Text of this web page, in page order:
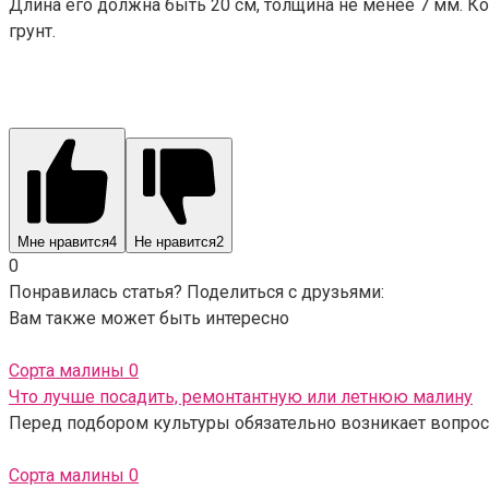
Длина его должна быть 20 см, толщина не менее 7 мм.
грунт.
Мне нравится4 Не нравится2
0
Понравилась статья? Поделиться с друзьями:
Вам также может быть интересно
Сорта малины 0
Что лучше посадить, ремонтантную или летнюю малину
Перед подбором культуры обязательно возникает
Сорта малины 0